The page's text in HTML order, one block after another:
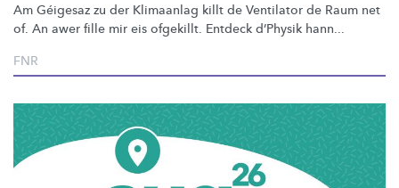
Am Géigesaz zu der Klimaanlag killt de Ventilator de Raum net
of. An awer fille mir eis ofgekillt. Entdeck d’Physik hann...
FNR